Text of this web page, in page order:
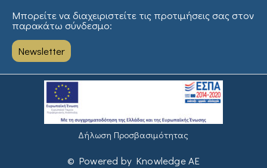
Μπορείτε να διαχειριστείτε τις προτιμήσεις σας στον
παρακάτω σύνδεσμο:
Newsletter
Δήλωση Προσβασιμότητας
© Powered by Knowledge AE